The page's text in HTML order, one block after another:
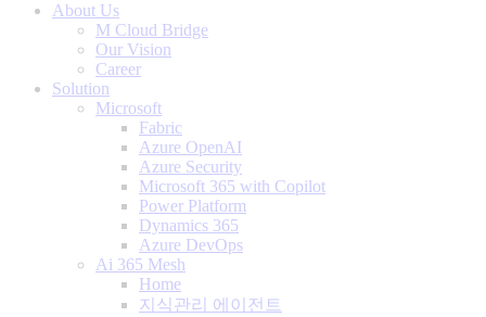
About Us
M Cloud Bridge
Our Vision
Career
Solution
Microsoft
Fabric
Azure OpenAI
Azure Security
Microsoft 365 with Copilot
Power Platform
Dynamics 365
Azure DevOps
Ai 365 Mesh
Home
지식관리 에이전트